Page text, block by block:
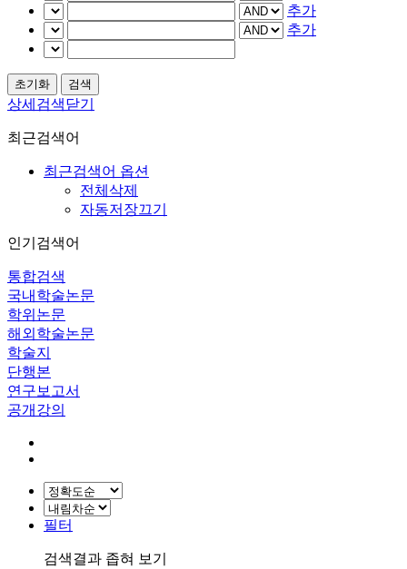
추가
추가
상세검색닫기
최근검색어
최근검색어 옵션
전체삭제
자동저장끄기
인기검색어
통합검색
국내학술논문
학위논문
해외학술논문
학술지
단행본
연구보고서
공개강의
필터
검색결과 좁혀 보기